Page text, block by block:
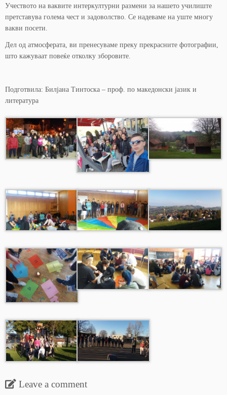
Учеството на ваквите интеркултурни размени за нашето училиште
претставува голема чест и задоволство. Се надеваме на уште многу
вакви посети.
Дел од атмосферата, ви пренесуваме преку прекрасните фотографии,
што кажуваат повеќе отколку зборовите.
Подготвила: Билјана Тинтоска – проф. по македонски јазик и
литература
Leave a comment